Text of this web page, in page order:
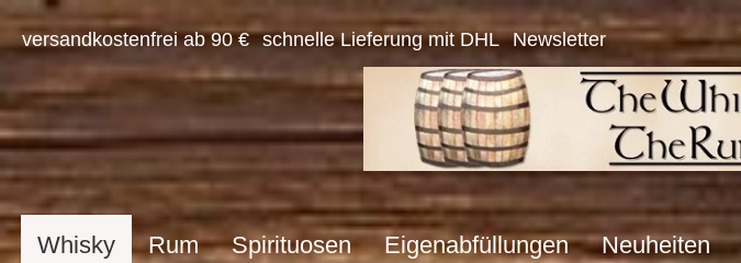
versandkostenfrei ab 90 € schnelle Lieferung mit DHL Newsletter
Whisky Rum Spirituosen Eigenabfüllungen Neuheiten